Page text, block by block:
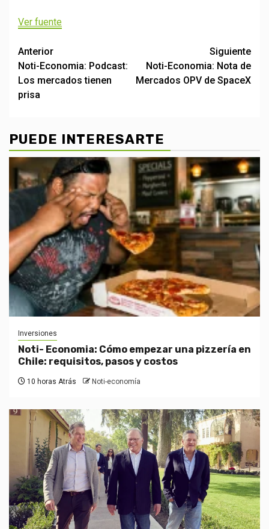
Ver fuente
Post
navigation
Anterior
Noti-Economia: Podcast:
Los mercados tienen
prisa
Siguiente
Noti-Economia: Nota de
Mercados OPV de SpaceX
PUEDE INTERESARTE
Inversiones
Noti- Economia: Cómo empezar una pizzería en
Chile: requisitos, pasos y costos
10 horas Atrás Noti-economía